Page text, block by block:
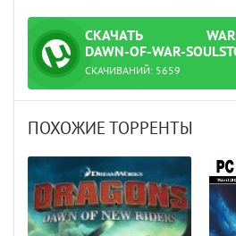
СКАЧАТЬ
ТОРРЕНТDAWN-OF-WAR-
СКАЧИВАНИЙ: 5659
ПОХОЖИЕ ТОРРЕНТЫ